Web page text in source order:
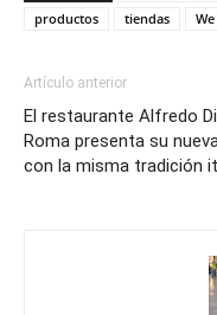
productos
tiendas
Artículo anterior
El restaurante Alfredo Di
Roma presenta su
con la misma tradición